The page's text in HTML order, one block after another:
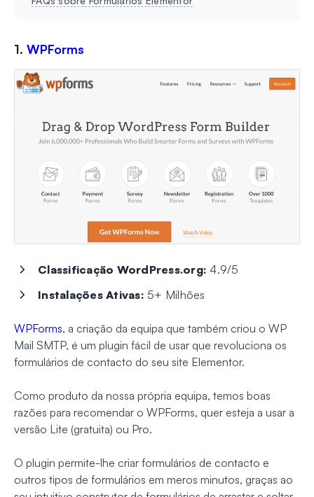
1. WPForms
Classificação WordPress.org: 4.9/5
Instalações Ativas: 5+ Milhões
WPForms, a criação da equipa que também criou o WP
Mail SMTP, é um plugin fácil de usar que revoluciona os
formulários de contacto do seu site Elementor.
Como produto da nossa própria equipa, temos boas
razões para recomendar o WPForms, quer esteja a usar a
versão Lite (gratuita) ou Pro.
O plugin permite-lhe criar formulários de contacto e
outros tipos de formulários em meros minutos, graças ao